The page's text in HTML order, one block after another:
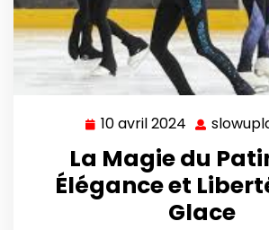
10 avril 2024 10
avril
2024
La Magie du
Élégance et
Glace